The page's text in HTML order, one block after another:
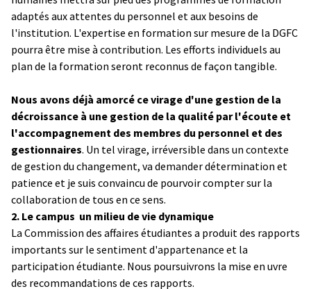
adaptés aux attentes du personnel et aux besoins de
l'institution. L'expertise en formation sur mesure de la DGFC
pourra être mise à contribution. Les efforts individuels au
plan de la formation seront reconnus de façon tangible.
Nous avons déjà amorcé ce virage d'une gestion de la
décroissance à une gestion de la qualité par l'écoute et
l'accompagnement des membres du personnel et des
gestionnaires. Un tel virage, irréversible dans un contexte
de gestion du changement, va demander détermination et
patience et je suis convaincu de pourvoir compter sur la
collaboration de tous en ce sens.
2. Le campus ­ un milieu de vie dynamique
La Commission des affaires étudiantes a produit des rapports
importants sur le sentiment d'appartenance et la
participation étudiante. Nous poursuivrons la mise en uvre
des recommandations de ces rapports.